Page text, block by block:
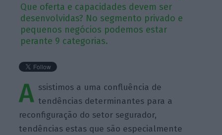
Que oferta e capacidades devem ser
desenvolvidas? No segmento privado e
pequenos negócios podemos estar
perante 9 categorias.
A ssistimos a uma confluência de
tendências determinantes para a
reconfiguração do setor segurador,
tendências estas que são especialmente